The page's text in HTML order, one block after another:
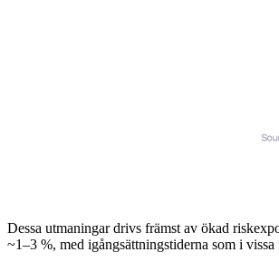
Dessa utmaningar drivs främst av ökad
~1–3 %, med igångsättningstiderna som i